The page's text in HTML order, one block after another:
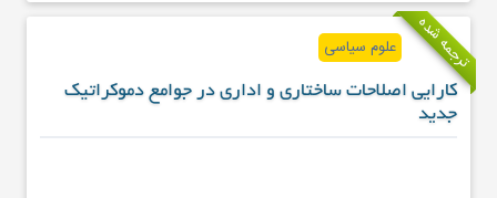
ترجمه شده علوم سیاسی
کارایی اصلاحات ساختاری و اداری در جوامع دموکراتیک
جدید